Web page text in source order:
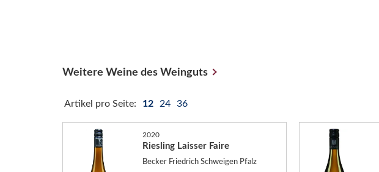
Weitere Weine des Weinguts
Artikel pro Seite: 12 24 36
2020
Riesling Laisser Faire
Becker Friedrich Schweigen Pfalz